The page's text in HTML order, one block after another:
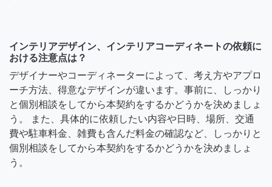
インテリアデザイン、インテリアコーディネートの依頼に
おける注意点は？
デザイナーやコーディネーターによって、考え方やアプロ
ーチ方法、得意なデザインが違います。事前に、しっかり
と個別相談をしてから本契約をするかどうかを決めましょ
う。 また、具体的に依頼したい内容や日時、場所、交通
費や駐車料金、雑費も含んだ料金の確認など、しっかりと
個別相談をしてから本契約をするかどうかを決めましょ
う。